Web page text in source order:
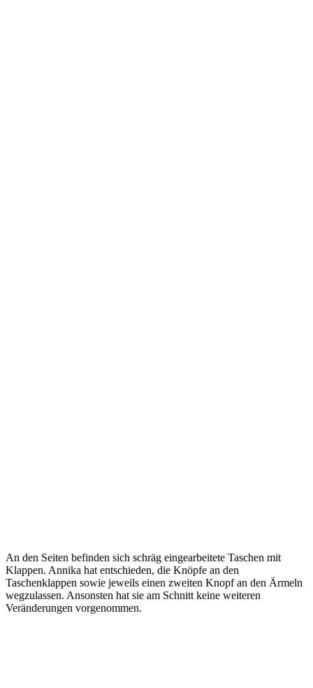
An den Seiten befinden sich schräg eingearbeitete Taschen mit
Klappen. Annika hat entschieden, die Knöpfe an den
Taschenklappen sowie jeweils einen zweiten Knopf an den Ärmeln
wegzulassen. Ansonsten hat sie am Schnitt keine weiteren
Veränderungen vorgenommen.